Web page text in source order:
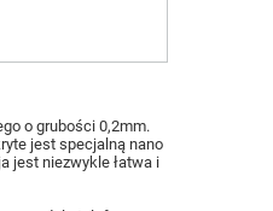
o grubości 0,2mm.
jest specjalną nano
jest niezwykle łatwa i